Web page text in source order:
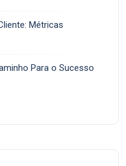
Métricas
Para o Sucesso